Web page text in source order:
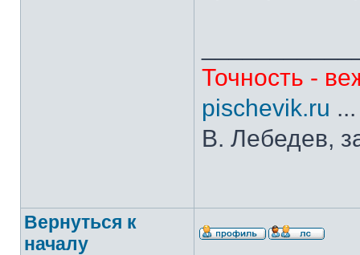
Точность -
pischevik.ru
В. Лебедев,
Вернуться к
началу